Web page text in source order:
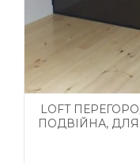
LOFT
ПОДВІЙНА,